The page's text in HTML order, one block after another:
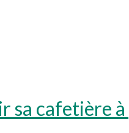
sa cafetière